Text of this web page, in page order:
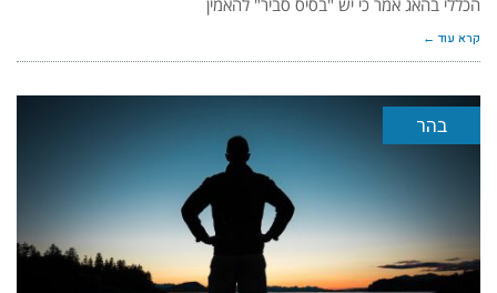
הכללי בהאג אמר כי יש "בסיס סביר" להאמין
קרא עוד ←
בהר